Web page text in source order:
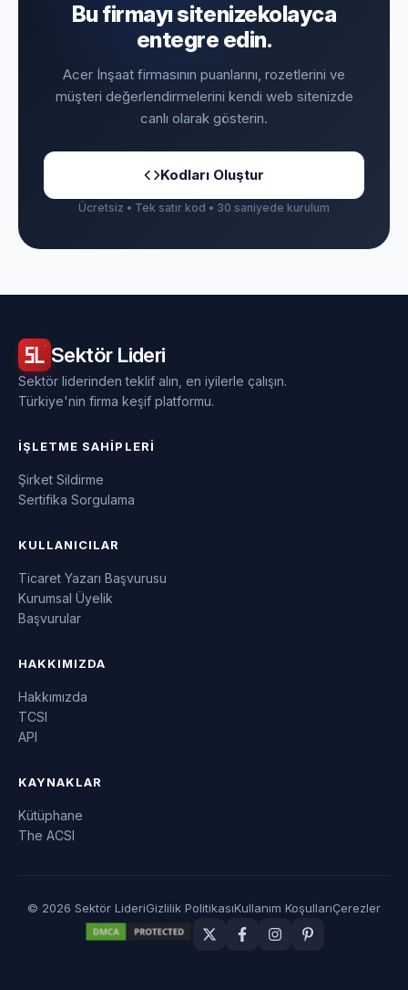
Bu firmayı sitenizekolayca
entegre edin.
Acer İnşaat firmasının puanlarını, rozetlerini ve
müşteri değerlendirmelerini kendi web sitenizde
canlı olarak gösterin.
Kodları Oluştur
Ücretsiz • Tek satır kod • 30 saniyede kurulum
Sektör Lideri
Sektör liderinden teklif alın, en iyilerle çalışın.
Türkiye'nin firma keşif platformu.
İŞLETME SAHIPLERI
Şirket Sildirme
Sertifika Sorgulama
KULLANICILAR
Ticaret Yazarı Başvurusu
Kurumsal Üyelik
Başvurular
HAKKIMIZDA
Hakkımızda
TCSI
API
KAYNAKLAR
Kütüphane
The ACSI
© 2026 Sektör LideriGizlilik PolitikasıKullanım KoşullarıÇerezler